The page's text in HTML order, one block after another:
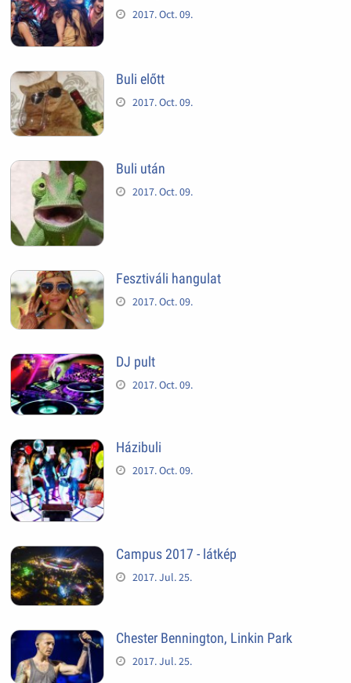
2017. Oct. 09.
Buli előtt
2017. Oct. 09.
Buli után
2017. Oct. 09.
Fesztiváli hangulat
2017. Oct. 09.
DJ pult
2017. Oct. 09.
Házibuli
2017. Oct. 09.
Campus 2017 - látkép
2017. Jul. 25.
Chester Bennington, Linkin Park
2017. Jul. 25.